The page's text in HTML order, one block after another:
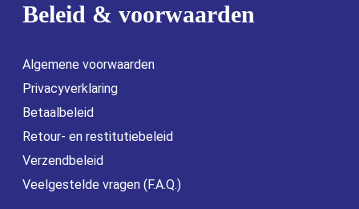
Beleid & voorwaarden
Algemene voorwaarden
Privacyverklaring
Betaalbeleid
Retour- en restitutiebeleid
Verzendbeleid
Veelgestelde vragen (F.A.Q.)